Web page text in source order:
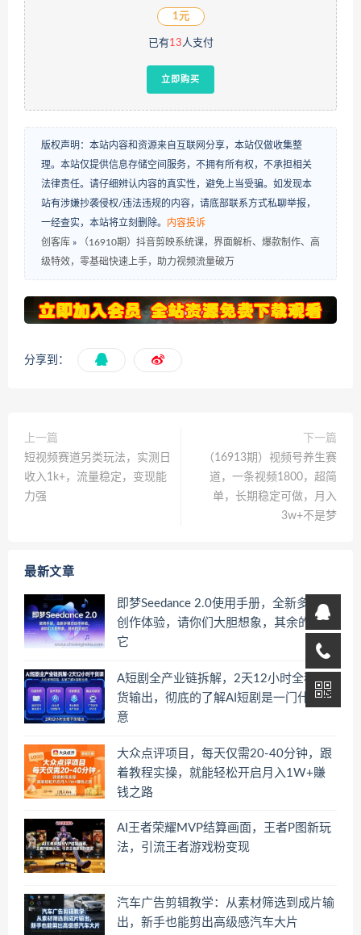
1元
已有13人支付
立即购买
版权声明：本站内容和资源来自互联网分享，本站仅做收集整
理。本站仅提供信息存储空间服务，不拥有所有权，不承担相关
法律责任。请仔细辨认内容的真实性，避免上当受骗。如发现本
站有涉嫌抄袭侵权/违法违规的内容，请底部联系方式私聊举报，
一经查实，本站将立刻删除。 内容投诉
创客库 »
（16910期）抖音剪映系统课，界面解析、爆款制作、高
级特效，零基础快速上手，助力视频流量破万
分享到：
上一篇
短视频赛道另类玩法，实测日
收入1k+，流量稳定，变现能
力强
下一篇
（16913期）视频号养生赛
道，一条视频1800，超简
单，长期稳定可做，月入
3w+不是梦
最新文章
即梦Seedance 2.0使用手册，全新多模态
创作体验，请你们大胆想象，其余的交给
它
A短剧全产业链拆解，2天12小时全程干
货输出，彻底的了解AI短剧是一门什么生
意
大众点评项目，每天仅需20-40分钟，跟
着教程实操，就能轻松开启月入1W+賺
钱之路
AI王者荣耀MVP结算画面，王者P图新玩
法，引流王者游戏粉变现
汽车广告剪辑教学：从素材筛选到成片输
出，新手也能剪出高级感汽车大片